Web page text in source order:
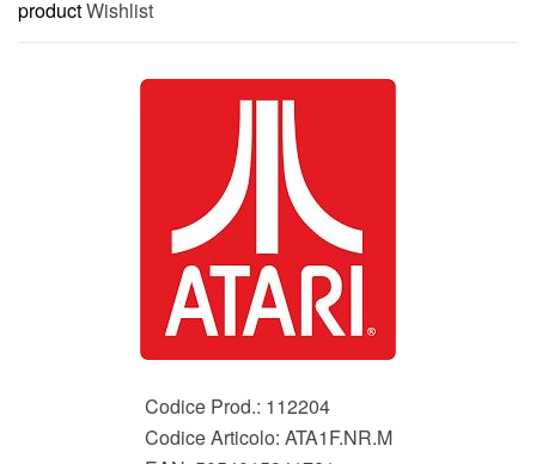
productWishlist
Codice Prod.: 112204
Codice Articolo: ATA1F.NR.M